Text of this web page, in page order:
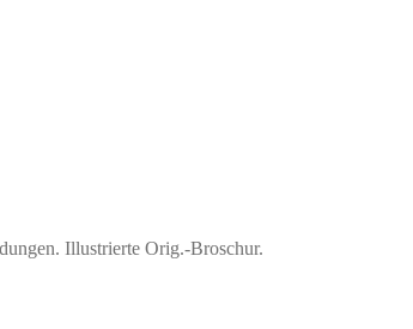
Illustrierte Orig.-Broschur.